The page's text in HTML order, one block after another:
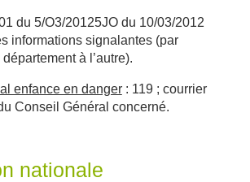
du 5/O3/20125JO du 10/03/2012
informations signalantes (par
à l’autre).
enfance en danger: 119 ; courrier
Conseil Général concerné.
nationale